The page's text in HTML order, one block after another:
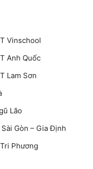
Vinschool
Anh Quốc
Lam Sơn
Lão
Gòn – Gia Định
Phương